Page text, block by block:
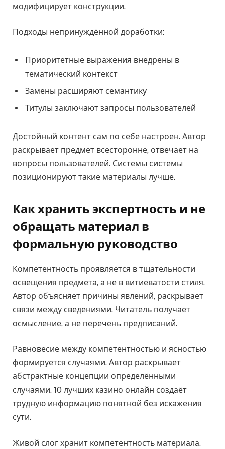
модифицирует конструкции.
Подходы непринуждённой доработки:
Приоритетные выражения внедрены в
тематический контекст
Замены расширяют семантику
Титулы заключают запросы пользователей
Достойный контент сам по себе настроен. Автор
раскрывает предмет всесторонне, отвечает на
вопросы пользователей. Системы системы
позиционируют такие материалы лучше.
Как хранить экспертность и не
обращать материал в
формальную руководство
Компетентность проявляется в тщательности
освещения предмета, а не в витиеватости стиля.
Автор объясняет причины явлений, раскрывает
связи между сведениями. Читатель получает
осмысление, а не перечень предписаний.
Равновесие между компетентностью и ясностью
формируется случаями. Автор раскрывает
абстрактные концепции определёнными
случаями. 10 лучших казино онлайн создаёт
трудную информацию понятной без искажения
сути.
Живой слог хранит компетентность материала.